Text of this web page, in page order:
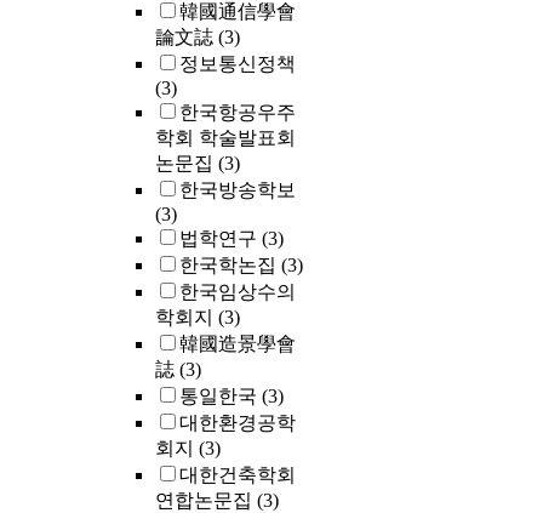
韓國通信學會
論文誌 (3)
정보통신정책
(3)
한국항공우주
학회 학술발표회
논문집 (3)
한국방송학보
(3)
법학연구 (3)
한국학논집 (3)
한국임상수의
학회지 (3)
韓國造景學會
誌 (3)
통일한국 (3)
대한환경공학
회지 (3)
대한건축학회
연합논문집 (3)